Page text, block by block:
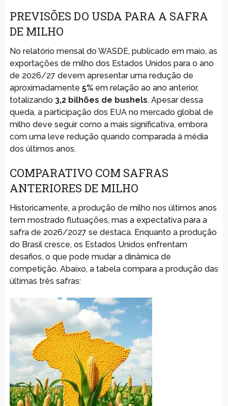
PREVISÕES DO USDA PARA A SAFRA
DE MILHO
No relatório mensal do WASDE, publicado em maio, as
exportações de milho dos Estados Unidos para o ano
de 2026/27 devem apresentar uma redução de
aproximadamente 5%em relação ao ano anterior,
totalizando 3,2 bilhões de bushels. Apesar dessa
queda, a participação dos EUA no mercado global de
milho deve seguir como a mais significativa, embora
com uma leve redução quando comparada à média
dos últimos anos.
COMPARATIVO COM SAFRAS
ANTERIORES DE MILHO
Historicamente, a produção de milho nos últimos anos
tem mostrado flutuações, mas a expectativa para a
safra de 2026/2027 se destaca. Enquanto a produção
do Brasil cresce, os Estados Unidos enfrentam
desafios, o que pode mudar a dinâmica de
competição. Abaixo, a tabela compara a produção das
últimas três safras: